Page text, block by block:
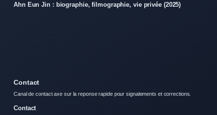
Ahn Eun Jin : biographie, filmographie, vie privée (2025)
Contact
Canal de contact axe sur la reponse rapide pour signalements et corrections.
Contact